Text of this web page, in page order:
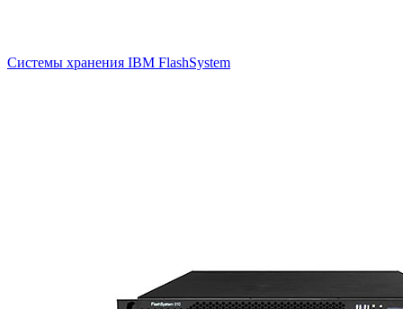
Системы хранения IBM FlashSystem